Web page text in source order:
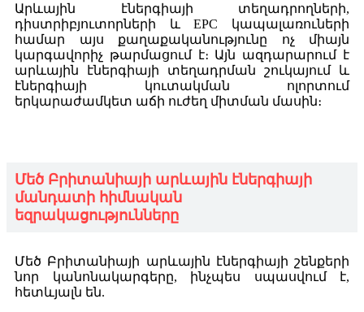
Արևային էներգիայի տեղադրողների,
դիստրիբյուտորների և EPC կապալառուների
համար այս քաղաքականությունը ոչ միայն
կարգավորիչ թարմացում է։ Այն ազդարարում է
արևային էներգիայի տեղադրման շուկայում և
էներգիայի կուտակման ոլորտում
երկարաժամկետ աճի ուժեղ միտման մասին։
Մեծ Բրիտանիայի արևային էներգիայի
մանդատի հիմնական
եզրակացությունները
Մեծ Բրիտանիայի արևային էներգիայի շենքերի
նոր կանոնակարգերը, ինչպես սպասվում է,
հետևյալն են.